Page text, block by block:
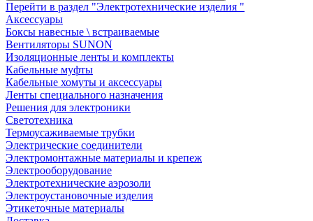
Перейти в раздел "Электротехнические изделия "
Аксессуары
Боксы навесные \ встраиваемые
Вентиляторы SUNON
Изоляционные ленты и комплекты
Кабельные муфты
Кабельные хомуты и аксессуары
Ленты специального назначения
Решения для электроники
Светотехника
Термоусаживаемые трубки
Электрические соединители
Электромонтажные материалы и крепеж
Электрооборудование
Электротехнические аэрозоли
Электроустановочные изделия
Этикеточные материалы